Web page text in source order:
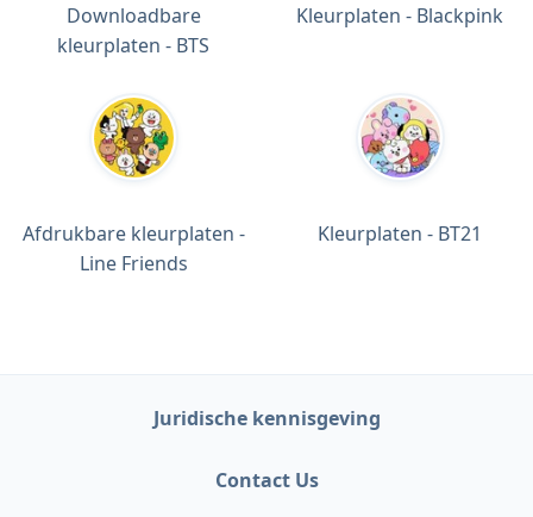
Downloadbare
kleurplaten - BTS
Kleurplaten - Blackpink
Afdrukbare kleurplaten -
Line Friends
Kleurplaten - BT21
Juridische kennisgeving
Contact Us